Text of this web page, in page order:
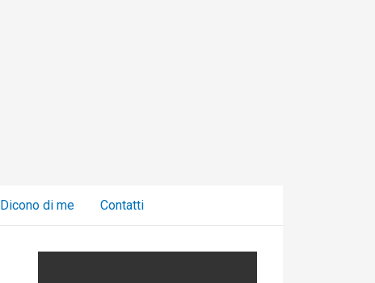
Dicono di me Contatti